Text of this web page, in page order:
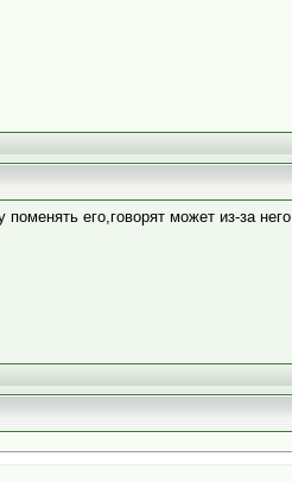
его,говорят может из-за него